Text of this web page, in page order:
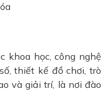
khoa học, công nghệ
thiết kế đồ chơi, trò
và giải trí, là nơi đào